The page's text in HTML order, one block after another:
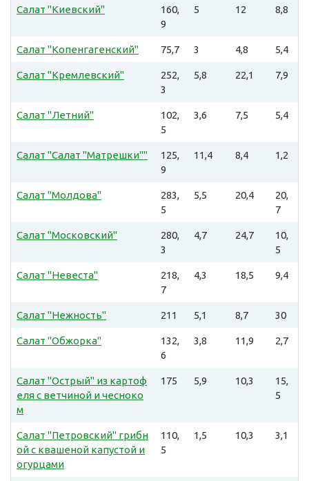
Салат "Киевский"
160,
9
5 12 8,8
Салат "Копенгагенский" 75,7 3 4,8 5,4
Салат "Кремлевский"
252,
3
5,8 22,1 7,9
Салат "Летний"
102,
5
3,6 7,5 5,4
Салат "Салат "Матрешки""
125,
9
11,4 8,4 1,2
Салат "Молдова"
283,
5
5,5 20,4
20,
7
Салат "Московский"
280,
3
4,7 24,7
10,
5
Салат "Невеста"
218,
7
4,3 18,5 9,4
Салат "Нежность" 211 5,1 8,7 30
Салат "Обжорка"
132,
6
3,8 11,9 2,7
Салат "Острый" из картоф
еля с ветчиной и чесноко
м
175 5,9 10,3
15,
5
Салат "Петровский" грибн
ой с квашеной капустой и
огурцами
110,
5
1,5 10,3 3,1